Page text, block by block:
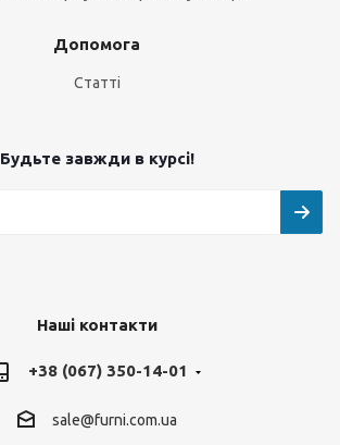
Допомога
Статті
Будьте завжди в курсі!
Наші контакти
+38 (067) 350-14-01
sale@furni.com.ua